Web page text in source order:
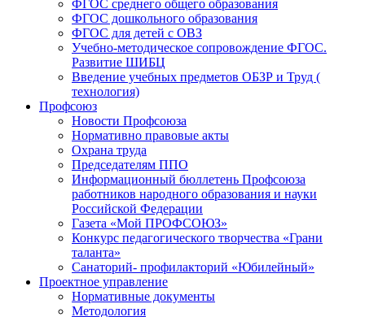
ФГОС среднего общего образования
ФГОС дошкольного образования
ФГОС для детей с ОВЗ
Учебно-методическое сопровождение ФГОС.
Развитие ШИБЦ
Введение учебных предметов ОБЗР и Труд (
технология)
Профсоюз
Новости Профсоюза
Нормативно правовые акты
Охрана труда
Председателям ППО
Информационный бюллетень Профсоюза
работников народного образования и науки
Российской Федерации
Газета «Мой ПРОФСОЮЗ»
Конкурс педагогического творчества «Грани
таланта»
Санаторий- профилакторий «Юбилейный»
Проектное управление
Нормативные документы
Методология